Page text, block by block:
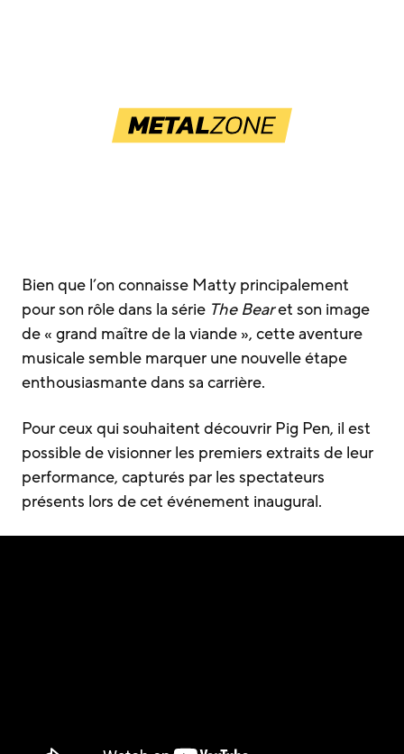
Bien que l’on connaisse Matty principalement
pour son rôle dans la série The Bearet son image
de « grand maître de la viande », cette aventure
musicale semble marquer une nouvelle étape
enthousiasmante dans sa carrière.
Pour ceux qui souhaitent découvrir Pig Pen, il est
possible de visionner les premiers extraits de leur
performance, capturés par les spectateurs
présents lors de cet événement inaugural.